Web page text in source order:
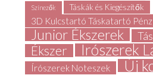
Színezők Táskák és Kiegészítők
3D Kulcstartó Táskatartó
Junior Ékszerek
Ékszer Írószerek
Írószerek Noteszek Új